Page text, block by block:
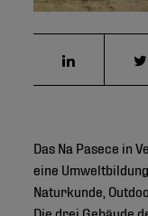
Das Na Pasece in
eine
Naturkunde,
Die drei Gebäude